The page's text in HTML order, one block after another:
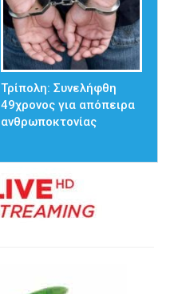
Τρίπολη: Συνελήφθη
49χρονος για απόπειρα
ανθρωποκτονίας